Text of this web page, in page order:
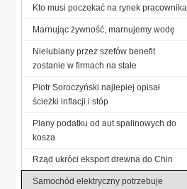
Kto musi poczekać na rynek pracownika
Marnując żywność, marnujemy wodę
Nielubiany przez szefów benefit
zostanie w firmach na stałe
Piotr Soroczyński najlepiej opisał
ścieżki inflacji i stóp
Plany podatku od aut spalinowych do
kosza
Rząd ukróci eksport drewna do Chin
Samochód elektryczny potrzebuje